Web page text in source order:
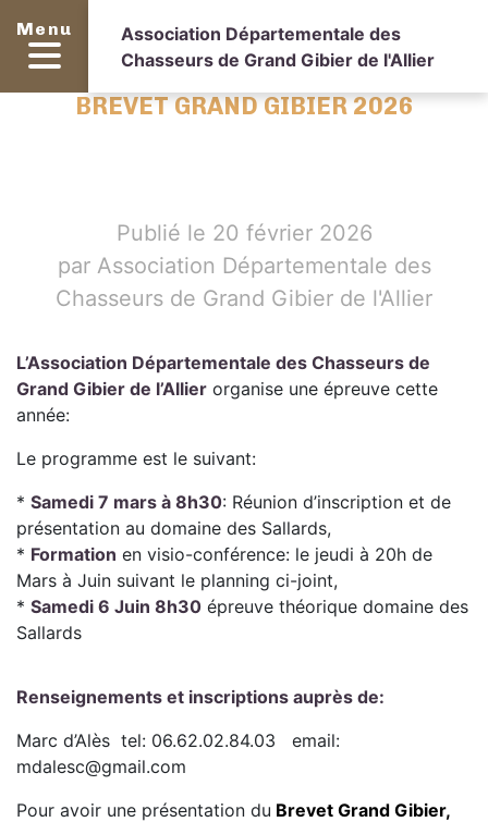
Menu
Association Départementale des
Chasseurs de Grand Gibier de l'Allier
BREVET GRAND GIBIER 2026
Publié le 20 février 2026
par Association Départementale des
Chasseurs de Grand Gibier de l'Allier
L’Association Départementale des Chasseurs de
Grand Gibier de l’Allier organise une épreuve cette
année:
Le programme est le suivant:
* Samedi 7 mars à 8h30: Réunion d’inscription et de
présentation au domaine des Sallards,
* Formation en visio-conférence: le jeudi à 20h de
Mars à Juin suivant le planning ci-joint,
* Samedi 6 Juin 8h30 épreuve théorique domaine des
Sallards
Renseignements et inscriptions auprès de:
Marc d’Alès tel: 06.62.02.84.03 email:
mdalesc@gmail.com
Pour avoir une présentation du Brevet Grand Gibier,